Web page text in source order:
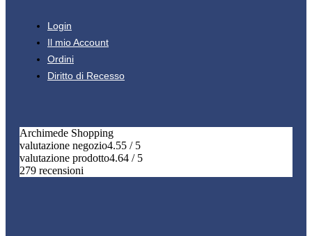
Login
Il mio Account
Ordini
Diritto di Recesso
Archimede Shopping
valutazione negozio4.55 / 5
valutazione prodotto4.64 / 5
279 recensioni